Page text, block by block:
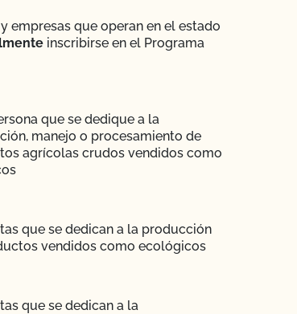
empresas que operan en el estado
inscribirse en el Programa
que se dedique a la
manejo o procesamiento de
agrícolas crudos vendidos como
que se dedican a la producción
vendidos como ecológicos
que se dedican a la